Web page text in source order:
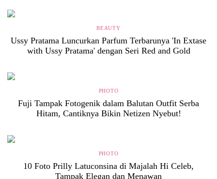
BEAUTY
Ussy Pratama Luncurkan Parfum Terbarunya 'In Extase
with Ussy Pratama' dengan Seri Red and Gold
PHOTO
Fuji Tampak Fotogenik dalam Balutan Outfit Serba
Hitam, Cantiknya Bikin Netizen Nyebut!
PHOTO
10 Foto Prilly Latuconsina di Majalah Hi Celeb,
Tampak Elegan dan Menawan